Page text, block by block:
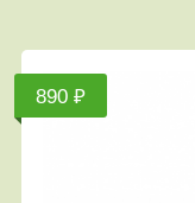
890 ₽